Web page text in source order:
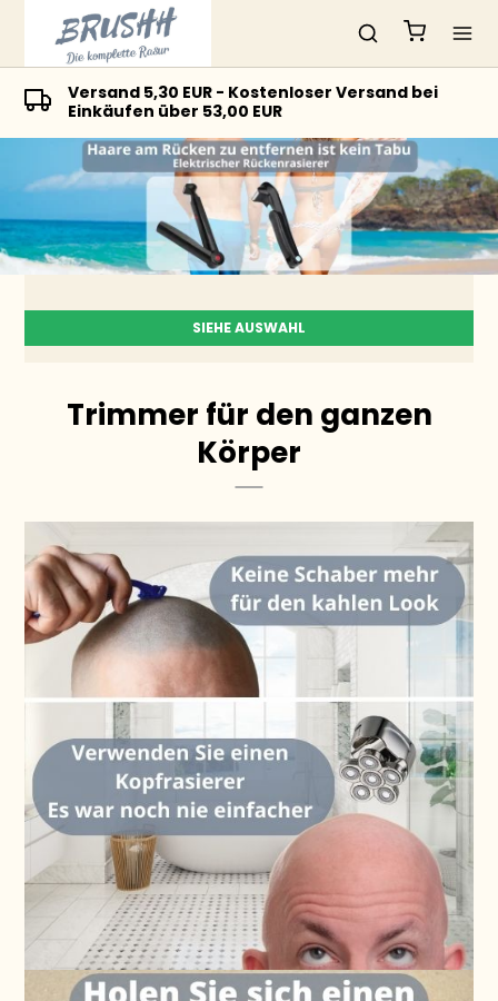
Schnelle Lieferung
Trimmer für den ganzen
Körper